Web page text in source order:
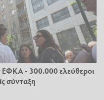
ΕΦΚΑ - 300.000 ελεύθεροι
σύνταξη